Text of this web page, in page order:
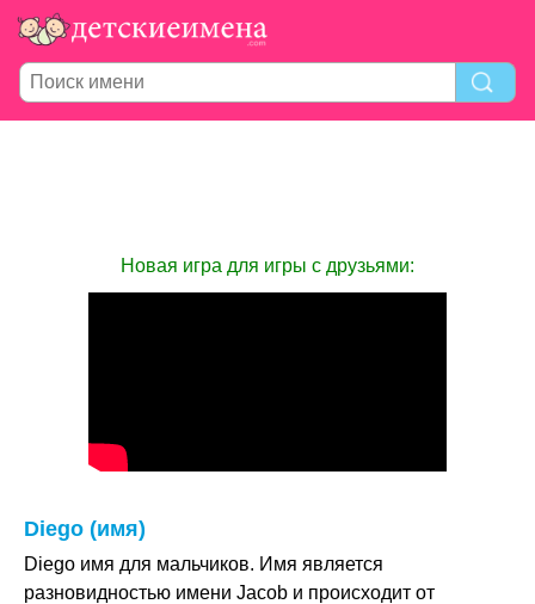
Новая игра для игры с друзьями:
Diego (имя)
Diego имя для мальчиков. Имя является
разновидностью имени Jacob и происходит от